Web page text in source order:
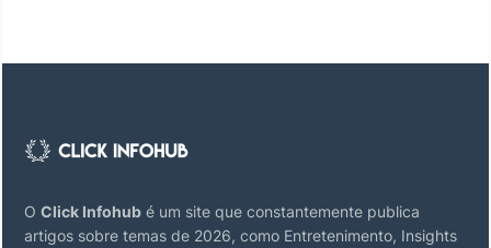
O Click Infohub é um site que constantemente publica
artigos sobre temas de 2026, como Entretenimento, Insights